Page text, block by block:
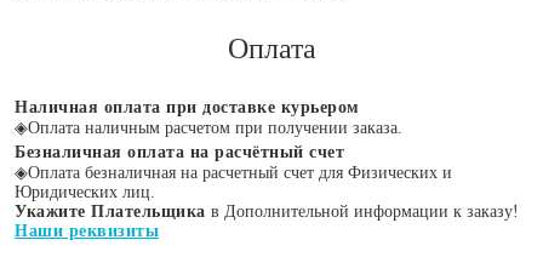
Оплата
Наличная оплата при доставке курьером
◈Оплата наличным расчетом при получении заказа.
Безналичная оплата на расчётный счет
◈Оплата безналичная на расчетный счет для Физических и
Юридических лиц.
Укажите Плательщика в Дополнительной информации к заказу!
Наши реквизиты